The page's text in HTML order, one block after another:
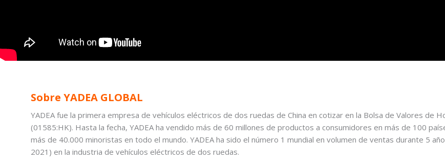
Sobre YADEA GLOBAL
YADEA fue la primera empresa de vehículos eléctricos de dos ruedas de China en cotizar en la Bolsa de Valores de
(01585:HK). Hasta la fecha, YADEA ha vendido más de 60 millones de productos a consumidores en más de 100
más de 40.000 minoristas en todo el mundo. YADEA ha sido el número 1 mundial en volumen de ventas durante 5
2021) en la industria de vehículos eléctricos de dos ruedas.